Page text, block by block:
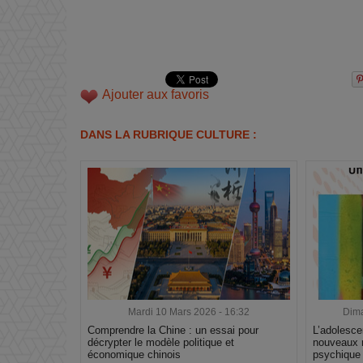
Ajouter aux favoris
DANS LA RUBRIQUE CULTURE :
Mardi 10 Mars 2026 - 16:32
Comprendre la Chine : un essai pour
décrypter le modèle politique et
économique chinois
nouveaux
psychique